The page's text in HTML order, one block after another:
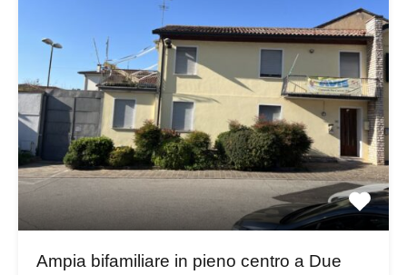
Ampia bifamiliare in pieno centro a Due